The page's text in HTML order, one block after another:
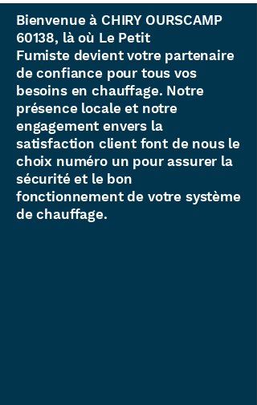
Bienvenue à CHIRY OURSCAMP
60138, là où Le Petit
Fumiste devient votre partenaire
de confiance pour tous vos
besoins en chauffage. Notre
présence locale et notre
engagement envers la
satisfaction client font de nous le
choix numéro un pour assurer la
sécurité et le bon
fonctionnement de votre système
de chauffage.